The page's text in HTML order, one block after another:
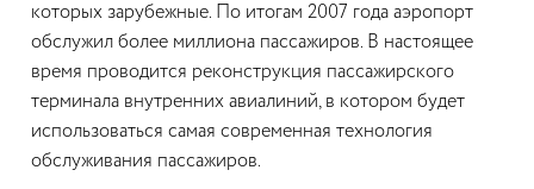
которых зарубежные. По итогам 2007 года аэропорт
обслужил более миллиона пассажиров. В настоящее
время проводится реконструкция пассажирского
терминала внутренних авиалиний, в котором будет
использоваться самая современная технология
обслуживания пассажиров.